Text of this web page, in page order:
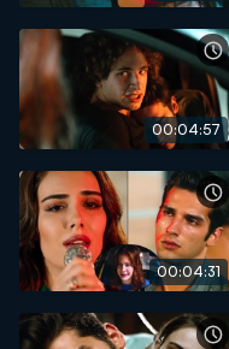
00:04:57
00:04:31